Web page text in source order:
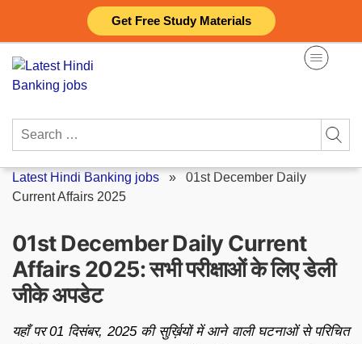
Get Free Study Materials
content
Search
Latest Hindi Banking jobs » 01st December Daily
Current Affairs 2025
01st December Daily Current
Affairs 2025: सभी परीक्षाओं के लिए डेली
जीके अपडेट
यहाँ पर 01 दिसंबर, 2025 की सुर्ख़ियों में आने वाली घटनाओं से परिचित